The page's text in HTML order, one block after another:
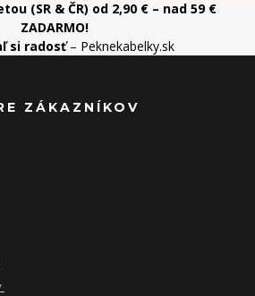
(SR & ČR) od 2,90 € – nad 59 €
ZADARMO!
si radosť– Peknekabelky.sk
ZÁKAZNÍKOV